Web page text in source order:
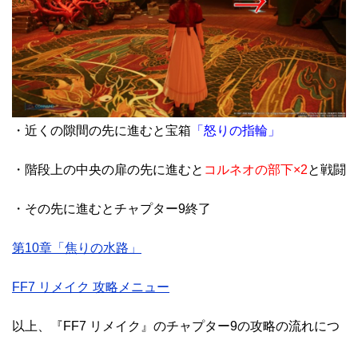
・近くの隙間の先に進むと宝箱 「怒りの指輪」
・階段上の中央の扉の先に進むと コルネオの部下×2と戦闘
・その先に進むとチャプター9終了
第10章「焦りの水路」
FF7 リメイク 攻略メニュー
以上、『FF7 リメイク』のチャプター9の攻略の流れにつ